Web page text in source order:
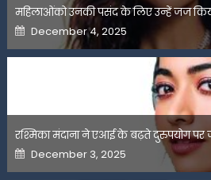
महिलाओंको उनकी पसंद के लिए उन्हें जज
Posted
on
December 4, 2025
रश्मिका मंदाना ने एआई के बढ़ते दुरुपयोग पर
Posted
on
December 3, 2025